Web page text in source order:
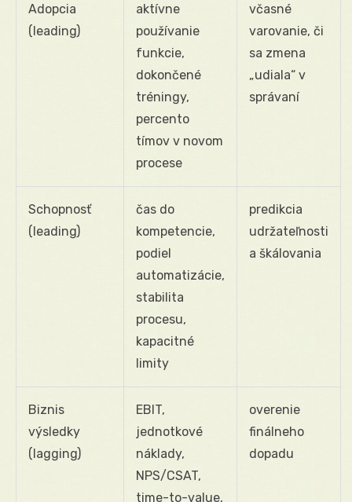
Adopcia
(leading)
aktívne
používanie
funkcie,
dokončené
tréningy,
percento
tímov v novom
procese
včasné
varovanie, či
sa zmena
„udiala“ v
správaní
Schopnosť
(leading)
čas do
kompetencie,
podiel
automatizácie,
stabilita
procesu,
kapacitné
limity
predikcia
udržateľnosti
a škálovania
Biznis
výsledky
(lagging)
EBIT,
jednotkové
náklady,
NPS/CSAT,
time-to-value,
overenie
finálneho
dopadu